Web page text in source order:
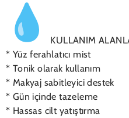
KULLANIM
* Yüz ferahlatıcı mist
* Tonik olarak kullanım
* Makyaj sabitleyici destek
* Gün içinde tazeleme
* Hassas cilt yatıştırma